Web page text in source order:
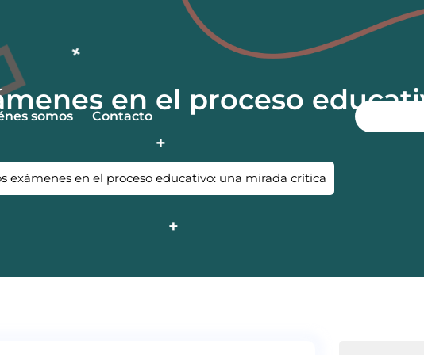
somos Contactoen el proceso
exámenes en el proceso educativo: una mirada crítica